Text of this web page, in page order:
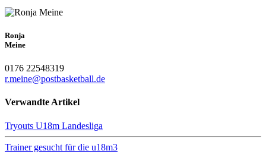
Ronja
Meine
0176 22548319
r.meine@postbasketball.de
Verwandte Artikel
Tryouts U18m Landesliga
Trainer gesucht für die u18m3